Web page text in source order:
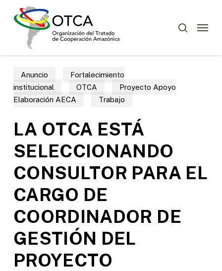
Menu
Anuncio
Fortalecimiento
institucional
OTCA
Proyecto Apoyo
Elaboración AECA
Trabajo
LA OTCA ESTÁ
SELECCIONANDO
CONSULTOR PARA EL
CARGO DE
COORDINADOR DE
GESTIÓN DEL
PROYECTO